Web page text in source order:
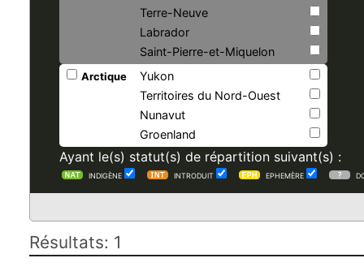
Terre-Neuve
Labrador
Saint-Pierre-et-Miquelon
Arctique
Yukon
Territoires du Nord-Ouest
Nunavut
Groenland
Ayant le(s) statut(s) de répartition suivant(s) :
INDIGÈNE INTRODUIT EPHEMÈRE
Résultats: 1